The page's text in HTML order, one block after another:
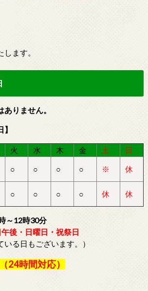
ます。
りません。
火 水 木 金 土
日
○ ○ ○ ○ ※ 休
○ ○ ○ ○ 休 休
～12時30分
後・日曜日・祝祭日
いる日もございます。）
24時間対応）